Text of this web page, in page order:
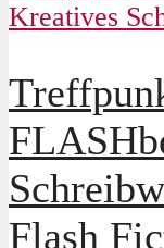
Kreatives
Flash